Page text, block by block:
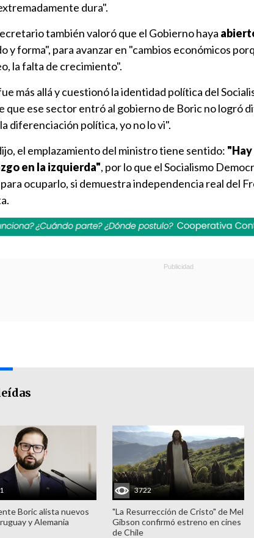
dura".
también valoró que el Gobierno haya
y forma", para avanzar en "cambios económicos
la falta de crecimiento".
más allá y cuestionó la identidad política del
que ese sector entró al gobierno de Boric no logró
diferenciación política, yo no lo vi".
el emplazamiento del ministro tiene sentido:
en la izquierda", por lo que el Socialismo
ocuparlo, si demuestra independencia real del
Boric alista nuevos
y Alemania
3722
"La Resurrección de Cristo" de Mel
Gibson confirmó estreno en cines
de Chile